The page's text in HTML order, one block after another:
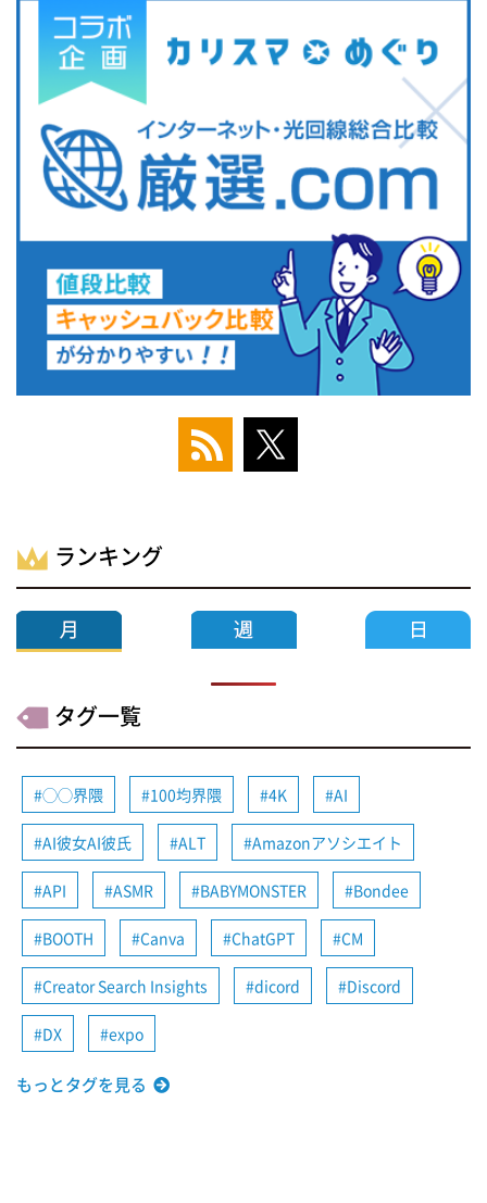
ランキング
タグ一覧
◯◯界隈 100均界隈 4K AI
AI彼女AI彼氏 ALT Amazonアソシエイト
API ASMR BABYMONSTER Bondee
BOOTH Canva ChatGPT CM
Creator Search Insights dicord Discord
DX expo
もっとタグを見る